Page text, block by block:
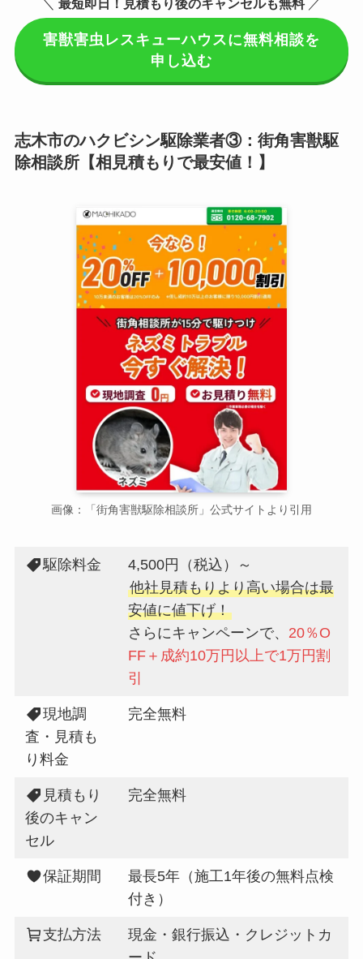
＼ 最短即日！見積もり後のキャンセルも無料／
害獣害虫レスキューハウスに無料相談を
申し込む
志木市のハクビシン駆除業者③：街角害獣駆
除相談所【相見積もりで最安値！】
画像：「街角害獣駆除相談所」公式サイトより引用
駆除料金
4,500円（税込）～
他社見積もりより高い場合は最
安値に値下げ！
さらにキャンペーンで、 20％O
FF＋成約10万円以上で1万円割
引
現地調
査・見積も
り料金
完全無料
見積もり
後のキャン
セル
完全無料
保証期間
最長5年（施工1年後の無料点検
付き）
支払方法
現金・銀行振込・クレジットカ